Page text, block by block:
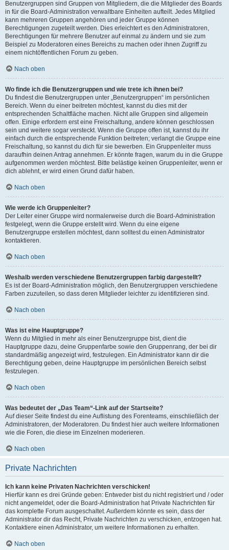
Benutzergruppen sind Gruppen von Mitgliedern, die die Mitglieder des Boards
in für die Board-Administration verwaltbare Einheiten aufteilt. Jedes Mitglied
kann mehreren Gruppen angehören und jeder Gruppe können
Berechtigungen zugeteilt werden. Dies erleichtert es den Administratoren,
Berechtigungen für mehrere Benutzer auf einmal zu ändern und sie zum
Beispiel zu Moderatoren eines Bereichs zu machen oder ihnen Zugriff zu
einem nichtöffentlichen Forum zu geben.
Nach oben
Wo finde ich die Benutzergruppen und wie trete ich ihnen bei?
Du findest die Benutzergruppen unter „Benutzergruppen“ im persönlichen
Bereich. Wenn du einer beitreten möchtest, kannst du dies mit der
entsprechenden Schaltfläche machen. Nicht alle Gruppen sind allgemein
offen. Einige erfordern erst eine Freischaltung, andere können geschlossen
sein und weitere sogar versteckt. Wenn die Gruppe offen ist, kannst du ihr
einfach durch die entsprechende Funktion beitreten; verlangt die Gruppe eine
Freischaltung, so kannst du dich für sie bewerben. Ein Gruppenleiter muss
daraufhin deinen Antrag annehmen. Er könnte fragen, warum du in die Gruppe
aufgenommen werden möchtest. Bitte belästige keinen Gruppenleiter, wenn er
dich ablehnt, er wird einen Grund dafür haben.
Nach oben
Wie werde ich Gruppenleiter?
Der Leiter einer Gruppe wird normalerweise durch die Board-Administration
festgelegt, wenn die Gruppe erstellt wird. Wenn du eine eigene
Benutzergruppe erstellen möchtest, dann solltest du einen Administrator
kontaktieren.
Nach oben
Weshalb werden verschiedene Benutzergruppen farbig dargestellt?
Es ist der Board-Administration möglich, den Benutzergruppen verschiedene
Farben zuzuteilen, so dass deren Mitglieder leichter zu identifizieren sind.
Nach oben
Was ist eine Hauptgruppe?
Wenn du Mitglied in mehr als einer Benutzergruppe bist, dient die
Hauptgruppe dazu, deine Gruppenfarbe sowie den Gruppenrang, der bei dir
standardmäßig angezeigt wird, festzulegen. Ein Administrator kann dir die
Berechtigung geben, deine Hauptgruppe im persönlichen Bereich selbst
festzulegen.
Nach oben
Was bedeutet der „Das Team“-Link auf der Startseite?
Auf dieser Seite findest du eine Auflistung des Forenteams, einschließlich der
Administratoren, der Moderatoren. Du findest hier auch weitere Informationen
wie die Foren, die diese im Einzelnen moderieren.
Nach oben
Private Nachrichten
Ich kann keine Privaten Nachrichten verschicken!
Hierfür kann es drei Gründe geben: Entweder bist du nicht registriert und / oder
nicht angemeldet, oder die Board-Administration hat Private Nachrichten für
das komplette Forum ausgeschaltet. Außerdem könnte es sein, dass der
Administrator dir das Recht, Private Nachrichten zu verschicken, entzogen hat.
Kontaktiere einen Administrator, um weitere Informationen zu erhalten.
Nach oben